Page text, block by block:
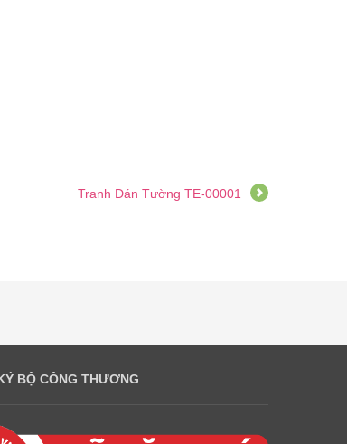
Tranh Dán Tường TE-00001
BỘ CÔNG THƯƠNG